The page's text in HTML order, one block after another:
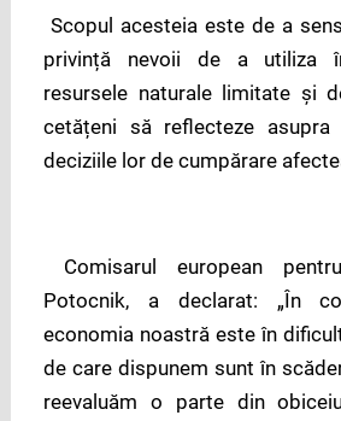
Scopul acesteia este de a
privință nevoii de a utiliza
resursele naturale limitate și
cetățeni să reflecteze
deciziile lor de cumpărare
Comisarul european
Potocnik, a declarat: „În
economia noastră este în
de care dispunem sunt în
reevaluăm o parte din